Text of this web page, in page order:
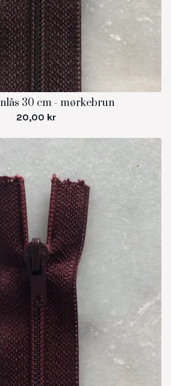
30 cm - mørkebrun
20,00 kr